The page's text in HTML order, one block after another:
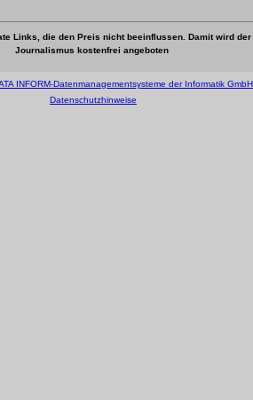
Links, die den Preis nicht beeinflussen. Damit wird
Journalismus kostenfrei angeboten
INFORM-Datenmanagementsysteme der Informatik GmbH
Datenschutzhinweise